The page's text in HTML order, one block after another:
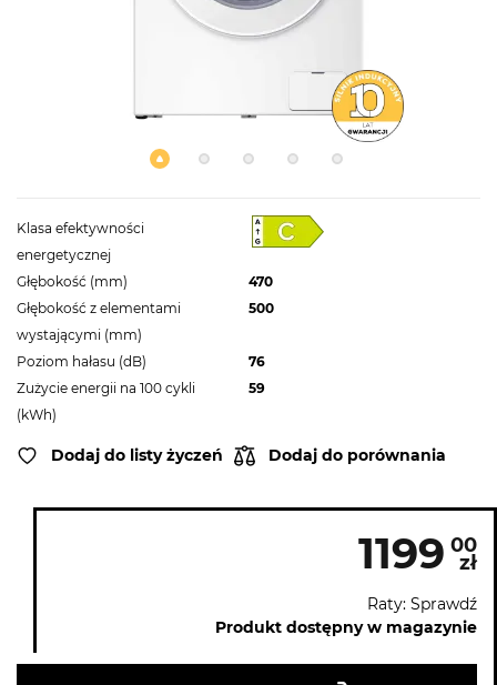
Klasa efektywności
energetycznej
Głębokość (mm)
470
Głębokość z elementami
wystającymi (mm)
500
Poziom hałasu (dB)
76
Zużycie energii na 100 cykli
(kWh)
59
Dodaj do listy życzeń Dodaj do porównania
1199 00
zł
Raty: Sprawdź
Produkt dostępny w magazynie